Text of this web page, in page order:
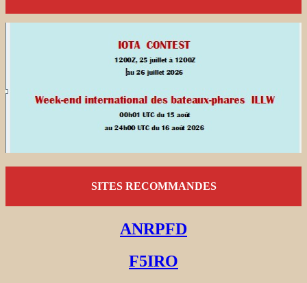
SITES RECOMMANDES
ANRPFD
F5IRO